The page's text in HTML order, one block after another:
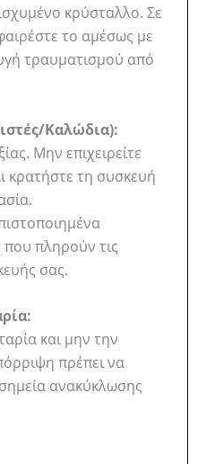
κρύσταλλο. Σε
το αμέσως με
τραυματισμού από
Καλώδια):
Μην επιχειρείτε
κρατήστε τη συσκευή
πληρούν τις
σας.
και μην την
πρέπει να
σημεία ανακύκλωσης